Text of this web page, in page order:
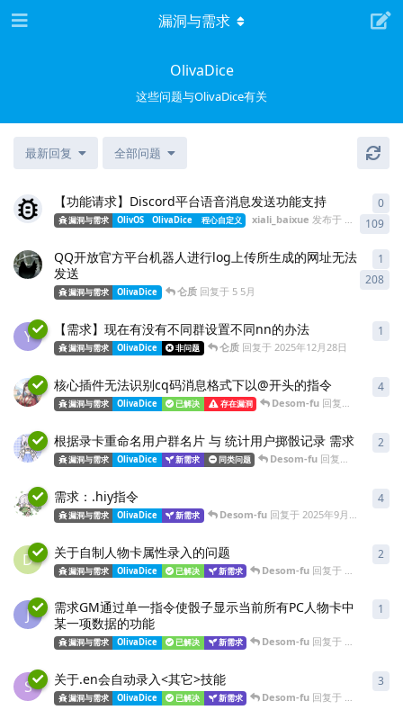
OlivaDice
这些问题与OlivaDice有关
漏洞与需求
最新回复 全部问题
【功能请求】Discord平台语音消息发送功能支持
漏洞与需求 OlivOS OlivaDice 程心自定义 xiali_baixue 发布于 11 6月109
0
QQ开放官方平台机器人进行log上传所生成的网址无法
发送
漏洞与需求 OlivaDice 仑质回复于 5 5月
208
1
Y 【需求】现在有没有不同群设置不同nn的办法
漏洞与需求 OlivaDice 非问题 仑质 回复于 2025年12月28日
1
核心插件无法识别cq码消息格式下以@开头的指令
漏洞与需求 OlivaDice 已解决 存在漏洞 Desom-fu 回复于
4
根据录卡重命名用户群名片 与 统计用户掷骰记录 需求
漏洞与需求 OlivaDice 新需求 同类问题 Desom-fu 回复于
2
需求：.hiy指令
漏洞与需求 OlivaDice 新需求 Desom-fu 回复于 2025年9月17日
4
D 关于自制人物卡属性录入的问题
漏洞与需求 OlivaDice 已解决 新需求 Desom-fu 回复于
2
J
需求GM通过单一指令使骰子显示当前所有PC人物卡中
某一项数据的功能
漏洞与需求 OlivaDice 已解决 新需求 Desom-fu 回复于 2025年7月1
1
S 关于.en会自动录入<其它>技能
漏洞与需求 OlivaDice 已解决 新需求 Desom-fu 回复于 2025年6月
3